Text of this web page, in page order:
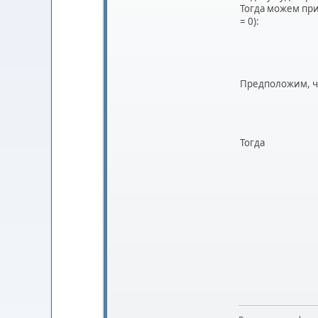
Тогда можем
= 0):
Предположим,
Тогда